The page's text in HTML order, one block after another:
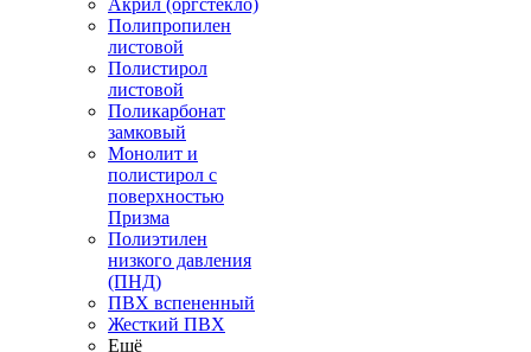
Акрил (оргстекло)
Полипропилен
листовой
Полистирол
листовой
Поликарбонат
замковый
Монолит и
полистирол с
поверхностью
Призма
Полиэтилен
низкого давления
(ПНД)
ПВХ вспененный
Жесткий ПВХ
Ещё